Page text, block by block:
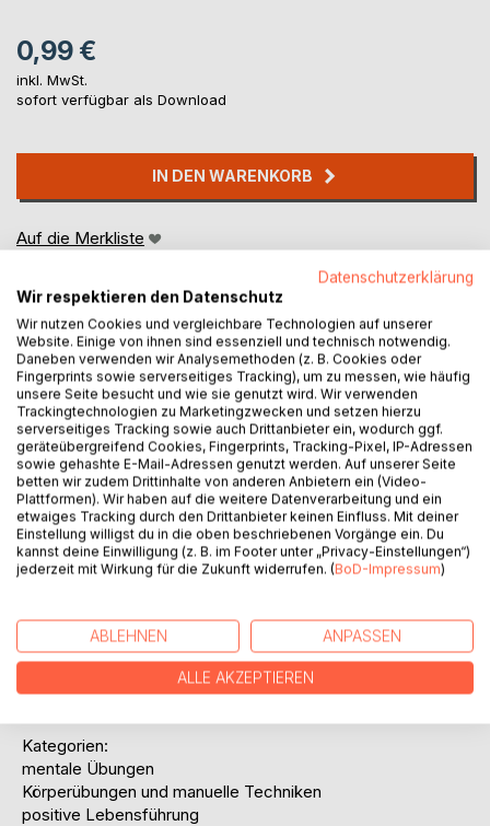
0,99 €
inkl. MwSt.
sofort verfügbar als Download
IN DEN WARENKORB
Auf die Merkliste
BESCHREIBUNG
Buchinhalt: manuelle Techniken
Die eigene Gesundheit zu fördern ist eine tägliche &
lebenslange, wichtige Aufgabe. Die Health-Drops-
Sammlung unterstützt Sie bei dieser täglichen
In den Health-Drops finden Sie kurze, günstige, aber
mächtige Übungen & Impulse, mit denen Sie ihr Leben
positiv, freudvoll & gesund gestalten können.
Kategorien:
mentale Übungen
Körperübungen und manuelle Techniken
positive Lebensführung
Datenschutzerklärung
Wir respektieren den Datenschutz
Wir nutzen Cookies und vergleichbare Technologien auf unserer
Website. Einige von ihnen sind essenziell und technisch notwendig.
Daneben verwenden wir Analysemethoden (z. B. Cookies oder
Fingerprints sowie serverseitiges Tracking), um zu messen, wie häufig
unsere Seite besucht und wie sie genutzt wird. Wir verwenden
Trackingtechnologien zu Marketingzwecken und setzen hierzu
serverseitiges Tracking sowie auch Drittanbieter ein, wodurch ggf.
geräteübergreifend Cookies, Fingerprints, Tracking-Pixel, IP-Adressen
sowie gehashte E-Mail-Adressen genutzt werden. Auf unserer Seite
betten wir zudem Drittinhalte von anderen Anbietern ein (Video-
Plattformen). Wir haben auf die weitere Datenverarbeitung und ein
etwaiges Tracking durch den Drittanbieter keinen Einfluss. Mit deiner
Einstellung willigst du in die oben beschriebenen Vorgänge ein. Du
kannst deine Einwilligung (z. B. im Footer unter „Privacy-Einstellungen“)
jederzeit mit Wirkung für die Zukunft widerrufen. (BoD-Impressum)
ABLEHNEN ANPASSEN
ALLE AKZEPTIEREN